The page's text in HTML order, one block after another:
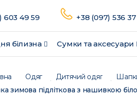
білизна Сумки та аксесуари
603 49 59 +38 (097) 536
Одяг Дитячий одяг